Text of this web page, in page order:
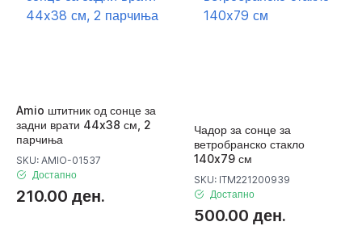
Amio штитник од сонце за
задни врати 44x38 см, 2
парчиња
SKU: AMIO-01537
Достапно
210.00 ден.
Чадор за сонце за
ветробранско стакло
140x79 см
SKU: ITM221200939
Достапно
500.00 ден.